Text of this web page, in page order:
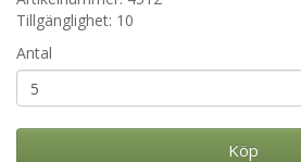
Tillgänglighet: 10
Antal
Köp